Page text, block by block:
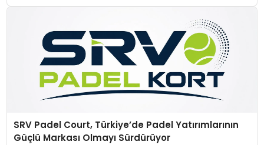
SRV Padel Court, Türkiye’de Padel Yatırımlarının
Güçlü Markası Olmayı Sürdürüyor